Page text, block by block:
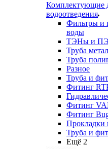
Комплектующие
водоотведения
Фильтры и
воды
ТЭНы и
Труба
Труба
Разное
Труба и
Фитинг
Фитинг
Фитинг
Прокладки
Труба и
Ещё 2